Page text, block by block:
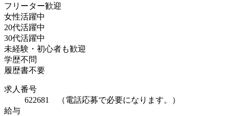
フリーター歓迎
女性活躍中
20代活躍中
30代活躍中
未経験・初心者も歓迎
学歴不問
履歴書不要
求人番号
622681 （電話応募で必要になります。）
給与